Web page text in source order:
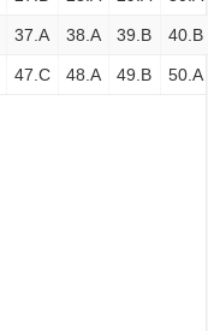
37.A 38.A 39.B 40.B
47.C 48.A 49.B 50.A